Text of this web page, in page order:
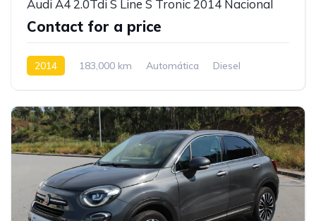
Audi A4 2.0Tdi S Line S Tronic 2014 Nacional
Contact for a price
2014 183,000 km Automática
Diesel